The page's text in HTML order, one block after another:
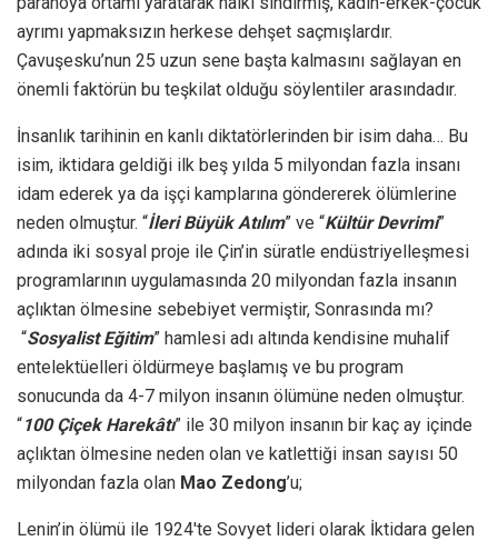
ayrımı yapmaksızın herkese dehşet saçmışlardır.
Çavuşesku’nun 25 uzun sene başta kalmasını sağlayan en
önemli faktörün bu teşkilat olduğu söylentiler arasındadır.
İnsanlık tarihinin en kanlı diktatörlerinden bir isim daha… Bu
isim, iktidara geldiği ilk beş yılda 5 milyondan fazla insanı
idam ederek ya da işçi kamplarına göndererek ölümlerine
neden olmuştur. “İleri Büyük Atılım” ve “Kültür Devrimi”
adında iki sosyal proje ile Çin’in süratle endüstriyelleşmesi
programlarının uygulamasında 20 milyondan fazla insanın
açlıktan ölmesine sebebiyet vermiştir, Sonrasında mı?
“Sosyalist Eğitim” hamlesi adı altında kendisine muhalif
entelektüelleri öldürmeye başlamış ve bu program
sonucunda da 4-7 milyon insanın ölümüne neden olmuştur.
“100 Çiçek Harekâtı” ile 30 milyon insanın bir kaç ay içinde
açlıktan ölmesine neden olan ve katlettiği insan sayısı 50
milyondan fazla olan Mao Zedong’u;
Lenin’in ölümü ile 1924′te Sovyet lideri olarak İktidara gelen